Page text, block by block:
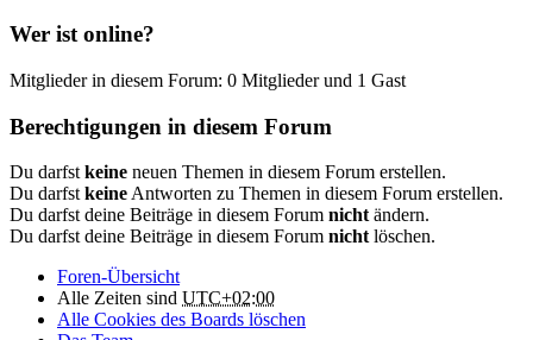
Wer ist online?
Mitglieder in diesem Forum: 0 Mitglieder und 1 Gast
Berechtigungen in diesem Forum
Du darfst keine neuen Themen in diesem Forum erstellen.
Du darfst keine Antworten zu Themen in diesem Forum erstellen.
Du darfst deine Beiträge in diesem Forum nicht ändern.
Du darfst deine Beiträge in diesem Forum nicht löschen.
Foren-Übersicht
Alle Zeiten sind UTC+02:00
Alle Cookies des Boards löschen